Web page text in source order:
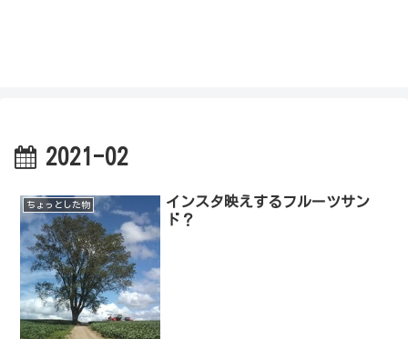
2021-02
ちょっとした物
インスタ映えするフルーツサン
ド？